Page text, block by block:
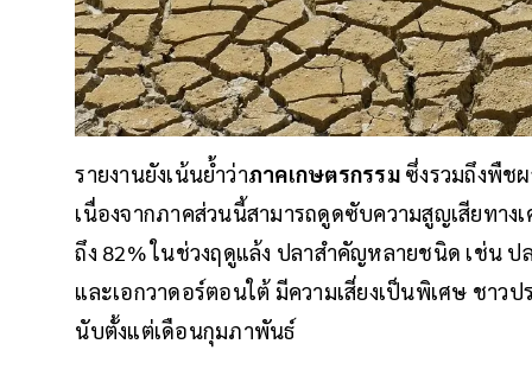
รายงานยังเน้นย้ำว่าภาคเกษตรกรรม ซึ่งรวมถึงพืช
เนื่องจากภาคส่วนนี้สามารถดูดซับความสูญเสียทาง
ถึง 82% ในช่วงฤดูแล้ง ปลาสำคัญหลายชนิด เช่น
และเอกวาดอร์ตอนใต้ มีความเสี่ยงเป็นพิเศษ ชาว
นับตั้งแต่เดือนกุมภาพันธ์